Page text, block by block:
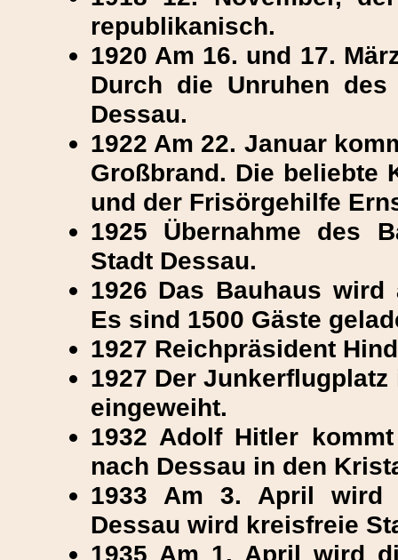
republikanisch.
1920 Am 16. und 17.
Durch die Unruhen
Dessau.
1922 Am 22. Januar
Großbrand. Die beliebte
und der Frisörgehilfe
1925 Übernahme des
Stadt Dessau.
1926 Das Bauhaus
Es sind 1500 Gäste
1927 Reichpräsident
1927 Der
eingeweiht.
1932 Adolf Hitler
nach Dessau in den
1933 Am 3. April wird
Dessau wird kreisfreie
1935 Am 1. April wird